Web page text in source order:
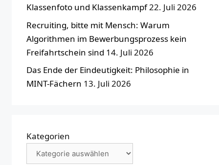
Klassenfoto und Klassenkampf22. Juli 2026
Recruiting, bitte mit Mensch: Warum
Algorithmen im Bewerbungsprozess kein
Freifahrtschein sind 14. Juli 2026
Das Ende der Eindeutigkeit: Philosophie in
MINT-Fächern 13. Juli 2026
Kategorien